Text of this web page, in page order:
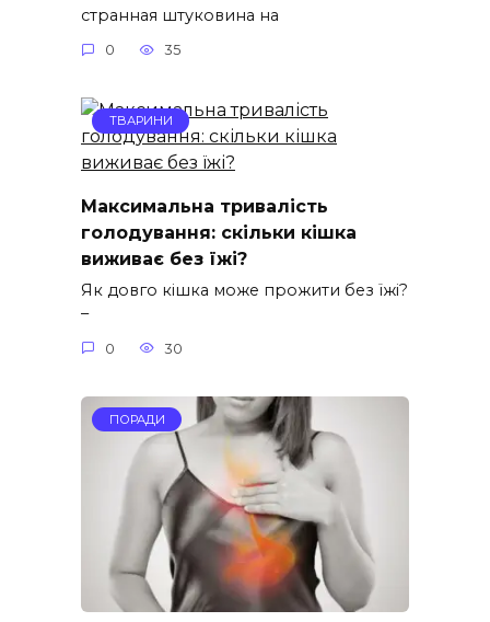
странная штуковина на
0 35
ТВАРИНИ
Максимальна тривалість
голодування: скільки кішка
виживає без їжі?
Як довго кішка може прожити без їжі?
–
0 30
ПОРАДИ